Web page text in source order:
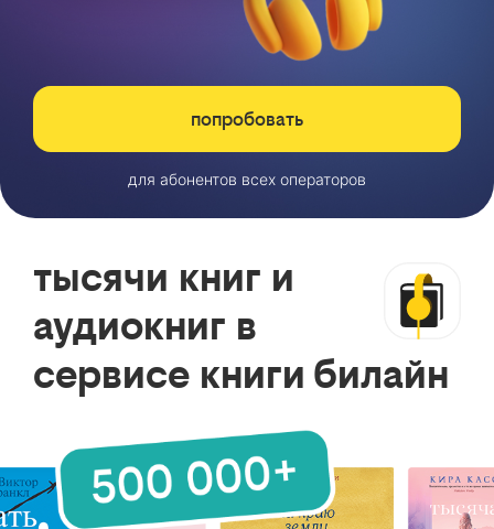
попробовать
для абонентов всех операторов
тысячи книг и
аудиокниг в
сервисе книги билайн